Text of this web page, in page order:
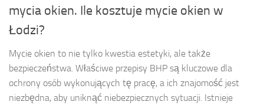
mycia okien. Ile kosztuje mycie okien w
Łodzi?
Mycie okien to nie tylko kwestia estetyki, ale także
bezpieczeństwa. Właściwe przepisy BHP są kluczowe dla
ochrony osób wykonujących tę pracę, a ich znajomość jest
niezbędna, aby uniknąć niebezpiecznych sytuacji. Istnieje